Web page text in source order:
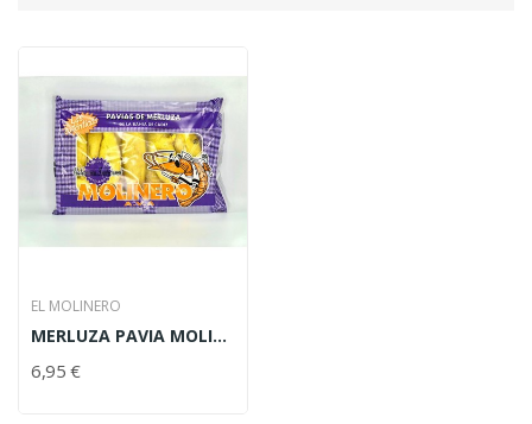
EL MOLINERO
MERLUZA PAVIA MOLINERO 750 GR
6,95 €